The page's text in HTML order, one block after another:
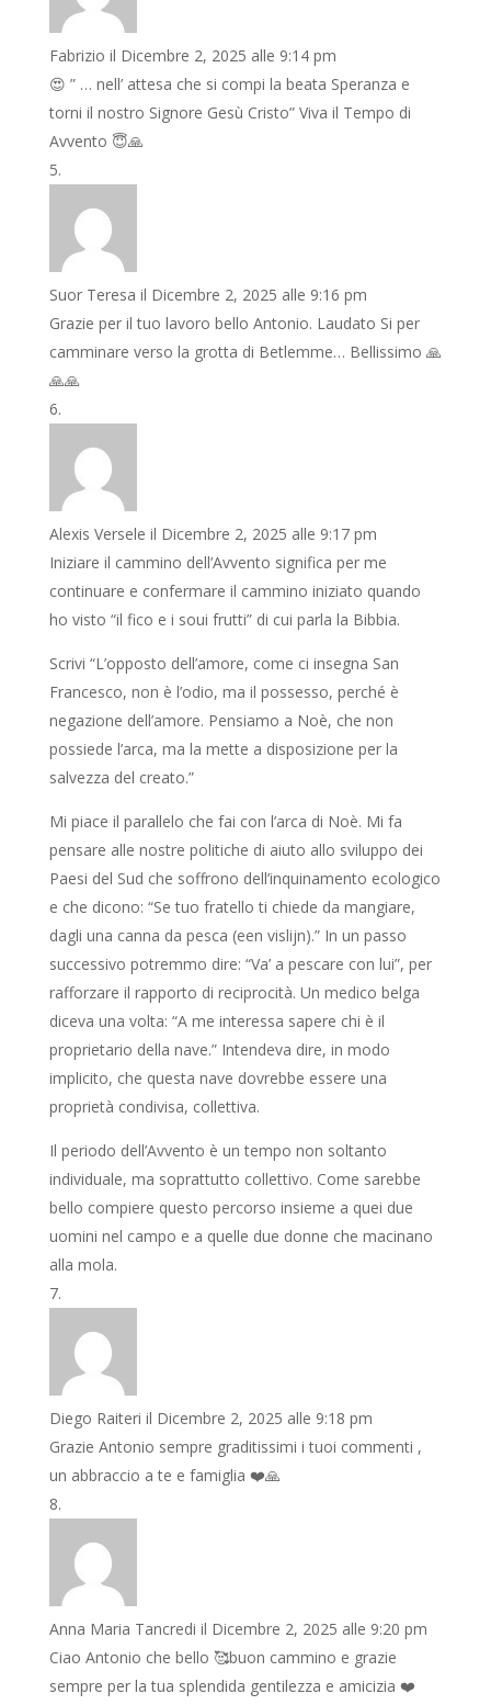
Fabrizio il Dicembre 2, 2025 alle 9:14 pm
😍 ” … nell’ attesa che si compi la beata Speranza e
torni il nostro Signore Gesù Cristo” Viva il Tempo di
Avvento 😇🙏
Suor Teresa il Dicembre 2, 2025 alle 9:16 pm
Grazie per il tuo lavoro bello Antonio. Laudato Si per
camminare verso la grotta di Betlemme… Bellissimo 🙏
🙏🙏
Alexis Versele il Dicembre 2, 2025 alle 9:17 pm
Iniziare il cammino dell’Avvento significa per me
continuare e confermare il cammino iniziato quando
ho visto “il fico e i soui frutti” di cui parla la Bibbia.
Scrivi “L’opposto dell’amore, come ci insegna San
Francesco, non è l’odio, ma il possesso, perché è
negazione dell’amore. Pensiamo a Noè, che non
possiede l’arca, ma la mette a disposizione per la
salvezza del creato.”
Mi piace il parallelo che fai con l’arca di Noè. Mi fa
pensare alle nostre politiche di aiuto allo sviluppo dei
Paesi del Sud che soffrono dell’inquinamento ecologico
e che dicono: “Se tuo fratello ti chiede da mangiare,
dagli una canna da pesca (een vislijn).” In un passo
successivo potremmo dire: “Va’ a pescare con lui”, per
rafforzare il rapporto di reciprocità. Un medico belga
diceva una volta: “A me interessa sapere chi è il
proprietario della nave.” Intendeva dire, in modo
implicito, che questa nave dovrebbe essere una
proprietà condivisa, collettiva.
Il periodo dell’Avvento è un tempo non soltanto
individuale, ma soprattutto collettivo. Come sarebbe
bello compiere questo percorso insieme a quei due
uomini nel campo e a quelle due donne che macinano
alla mola.
Diego Raiteri il Dicembre 2, 2025 alle 9:18 pm
Grazie Antonio sempre graditissimi i tuoi commenti ,
un abbraccio a te e famiglia ❤️🙏
Anna Maria Tancredi il Dicembre 2, 2025 alle 9:20 pm
Ciao Antonio che bello 🥰buon cammino e grazie
sempre per la tua splendida gentilezza e amicizia ❤️